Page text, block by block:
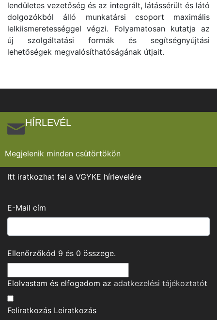
lendületes vezetőség és az integrált, látássérült és látó
dolgozókból álló munkatársi csoport maximális
lelkiismeretességgel végzi. Folyamatosan kutatja az
új szolgáltatási formák és segítségnyújtási
lehetőségek megvalósíthatóságának útjait.
HÍRLEVÉL
Megjelenik minden csütörtökön
Itt iratkozhat fel a VGYKE hírlevelére
E-Mail cím
Ellenőrzőkód 9 és 0 összege.
Elolvastam és elfogadom az adatkezelési tájékoztatót
Feliratkozás Leiratkozás